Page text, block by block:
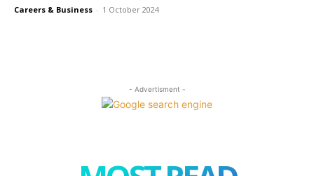
Careers & Business - 1 October 2024
- Advertisment -